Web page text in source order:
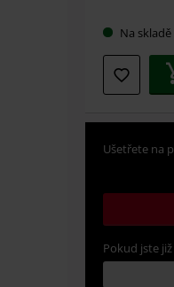
Vyberte
si Na skladě
Ušetřete na
Pokud jste